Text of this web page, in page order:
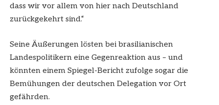
dass wir vor allem von hier nach Deutschland
zurückgekehrt sind.“
Seine Äußerungen lösten bei brasilianischen
Landespolitikern eine Gegenreaktion aus – und
könnten einem Spiegel-Bericht zufolge sogar die
Bemühungen der deutschen Delegation vor Ort
gefährden.